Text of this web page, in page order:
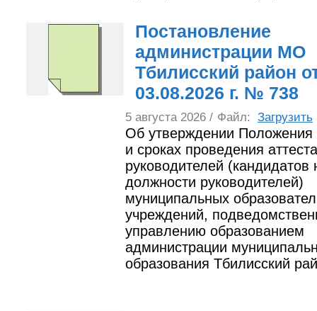
Постановление
администрации МО
Тбилисский район
03.08.2026 г. № 738
5 августа 2026 / Файл: Загрузить
Об утверждении Положения
и сроках проведения
руководителей (кандидатов
должности руководителей)
муниципальных
учреждений,
управлению образованием
администрации
образования Тбилисский